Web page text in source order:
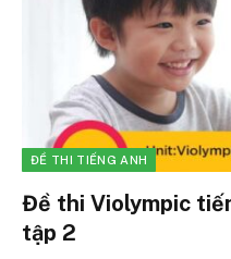
ĐỀ THI TIẾNG ANH
Đề thi Violympic
tập 2